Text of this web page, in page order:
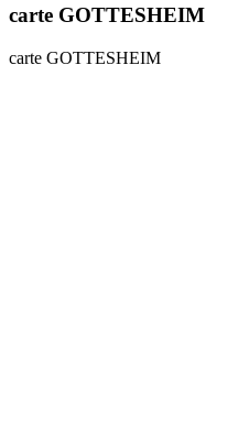
carte GOTTESHEIM
carte GOTTESHEIM